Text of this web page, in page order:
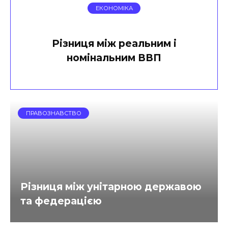
ЕКОНОМІКА
Різниця між реальним і
номінальним ВВП
ПРАВОЗНАВСТВО
Різниця між унітарною державою
та федерацією